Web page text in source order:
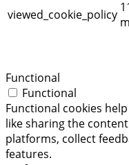
viewed_cookie_policy
Functional
Functional
Functional cookies
like sharing the
platforms, collect
features.